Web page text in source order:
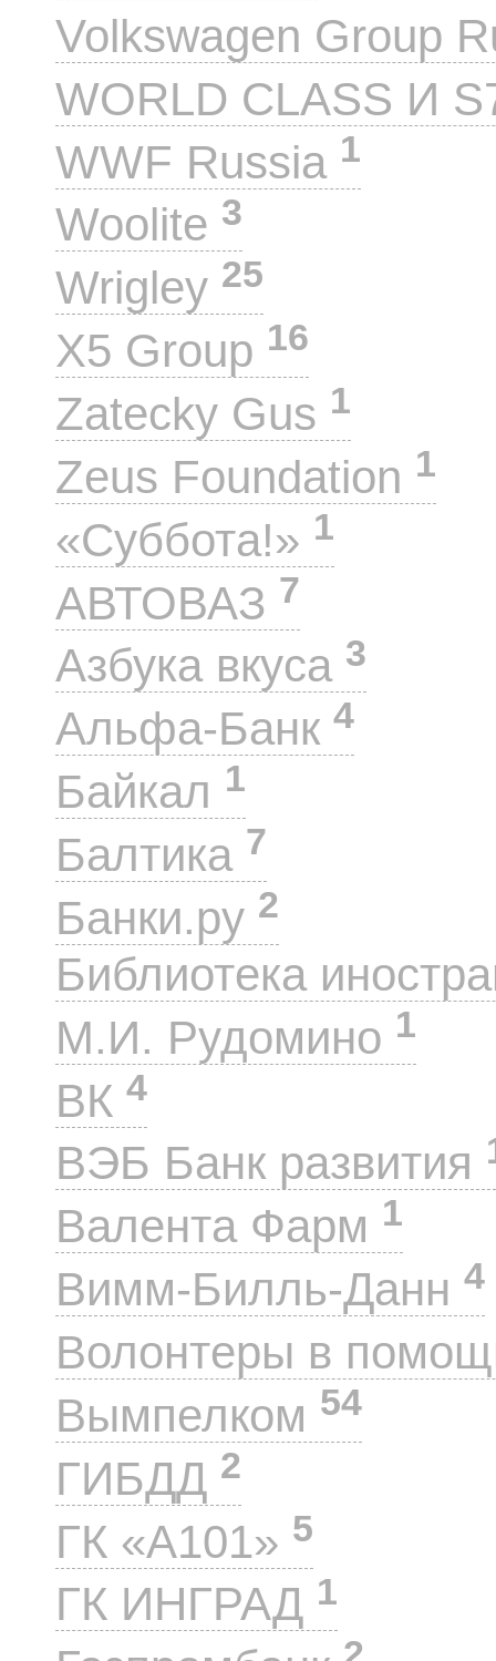
Volkswagen Group
WORLD CLASS И
WWF Russia 1
Woolite 3
Wrigley 25
X5 Group 16
Zatecky Gus 1
Zeus Foundation 1
«Суббота!» 1
АВТОВАЗ 7
Азбука вкуса 3
Альфа-Банк 4
Байкал 1
Балтика 7
Банки.ру 2
Библиотека
М.И. Рудомино 1
ВК 4
ВЭБ Банк развития
Валента Фарм 1
Вимм-Билль-Данн 4
Волонтеры в
Вымпелком 54
ГИБДД 2
ГК «А101» 5
ГК ИНГРАД 1